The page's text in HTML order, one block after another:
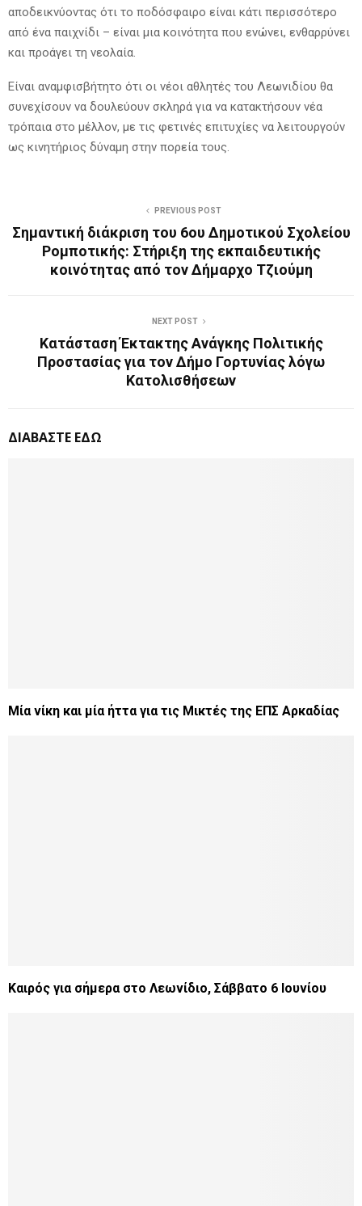
αποδεικνύοντας ότι το ποδόσφαιρο είναι κάτι περισσότερο
από ένα παιχνίδι – είναι μια κοινότητα που ενώνει, ενθαρρύνει
και προάγει τη νεολαία.
Είναι αναμφισβήτητο ότι οι νέοι αθλητές του Λεωνιδίου θα
συνεχίσουν να δουλεύουν σκληρά για να κατακτήσουν νέα
τρόπαια στο μέλλον, με τις φετινές επιτυχίες να λειτουργούν
ως κινητήριος δύναμη στην πορεία τους.
PREVIOUS POST
Σημαντική διάκριση του 6ου Δημοτικού Σχολείου
Ρομποτικής: Στήριξη της εκπαιδευτικής
κοινότητας από τον Δήμαρχο Τζιούμη
NEXT POST
Κατάσταση Έκτακτης Ανάγκης Πολιτικής
Προστασίας για τον Δήμο Γορτυνίας λόγω
Κατολισθήσεων
ΔΙΑΒΑΣΤΕ ΕΔΩ
Μία νίκη και μία ήττα για τις Μικτές της ΕΠΣ Αρκαδίας
Καιρός για σήμερα στο Λεωνίδιο, Σάββατο 6 Ιουνίου